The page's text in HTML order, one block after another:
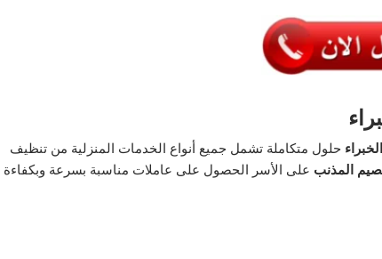
حلول متكاملة تشمل جميع أنواع الخدمات المنزلية من تنظيف
المذنب على الأسر الحصول على عاملات مناسبة بسرعة وبكفاءة